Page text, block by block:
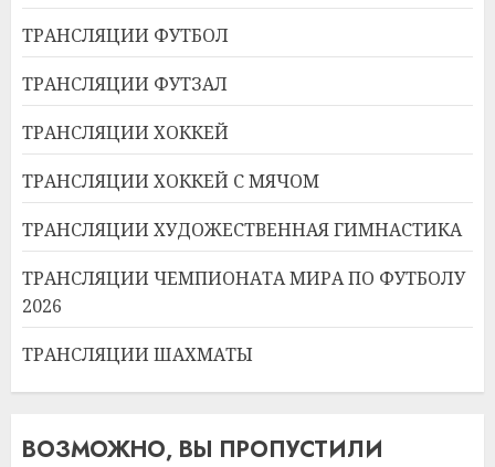
ТРАНСЛЯЦИИ ФУТБОЛ
ТРАНСЛЯЦИИ ФУТЗАЛ
ТРАНСЛЯЦИИ ХОККЕЙ
ТРАНСЛЯЦИИ ХОККЕЙ С МЯЧОМ
ТРАНСЛЯЦИИ ХУДОЖЕСТВЕННАЯ ГИМНАСТИКА
ТРАНСЛЯЦИИ ЧЕМПИОНАТА МИРА ПО ФУТБОЛУ
2026
ТРАНСЛЯЦИИ ШАХМАТЫ
ВОЗМОЖНО, ВЫ ПРОПУСТИЛИ